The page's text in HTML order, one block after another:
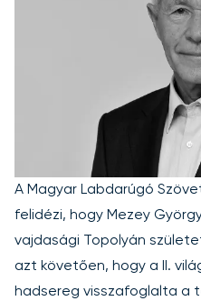
A Magyar Labdarúgó
felidézi, hogy Mezey
vajdasági Topolyán
azt követően, hogy a II.
hadsereg visszafoglalta a